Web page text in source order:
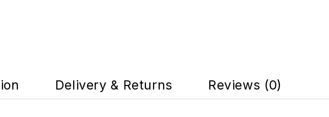
Delivery & Returns Reviews (0)